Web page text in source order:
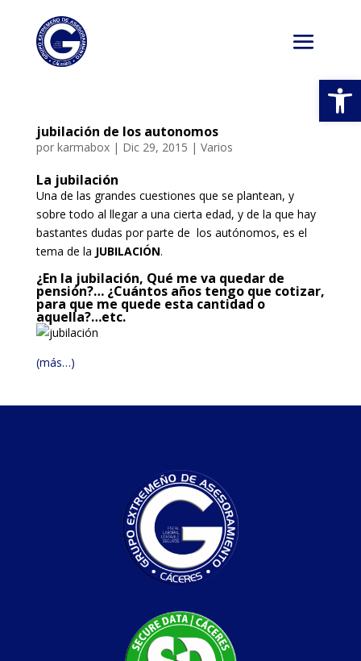
jubilación de los autonomos
por karmabox| Dic 29, 2015 | Varios
La jubilación
Una de las grandes cuestiones que se plantean, y
sobre todo al llegar a una cierta edad, y de la que hay
bastantes dudas por parte de los autónomos, es el
tema de la JUBILACIÓN.
¿En la jubilación, Qué me va quedar de
pensión?… ¿Cuántos años tengo que cotizar,
para que me quede esta cantidad o
aquella?…etc.
(más…)